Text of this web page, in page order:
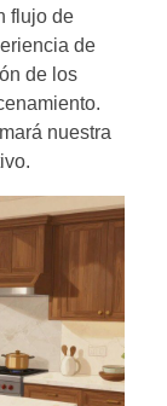
flujo de
de
de los
nuestra